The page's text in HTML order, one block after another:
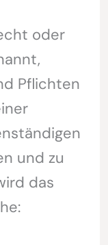
oder
Pflichten
und zu
das